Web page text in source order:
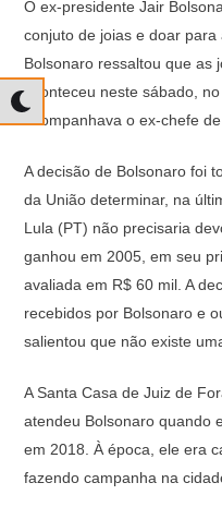
at
s
A
p
p
c
e
b
o
o
k
e
a
m
O ex-presidente Jair
conjuto de joias e doar
Bolsonaro ressaltou que as
aconteceu neste sábado,
acompanhava o ex-chefe
A decisão de Bolsonaro foi
da União determinar, na
Lula (PT) não precisaria
ganhou em 2005, em seu
avaliada em R$ 60 mil. A
recebidos por Bolsonaro e
salientou que não existe
A Santa Casa de Juiz de
atendeu Bolsonaro quando
em 2018. À época, ele era
fazendo campanha na